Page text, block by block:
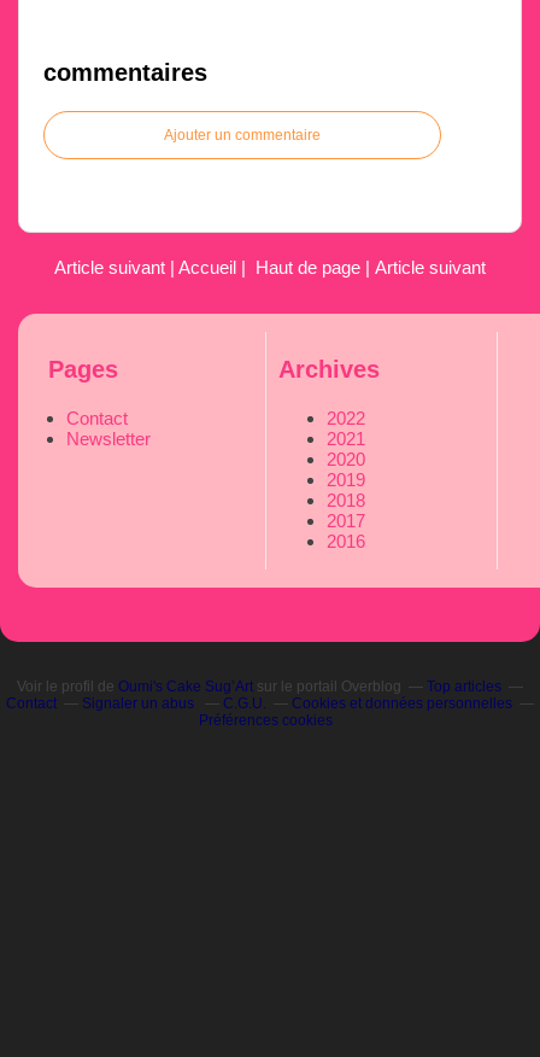
commentaires
Ajouter un commentaire
Article suivant | Accueil | Haut de page | Article suivant
Pages
Contact
Newsletter
Archives
2022
2021
2020
2019
2018
2017
2016
Voir le profil de Oumi's Cake Sug’Art sur le portail Overblog
Top articles
Contact
Signaler un abus C.G.U.
Cookies et données personnelles
Préférences cookies